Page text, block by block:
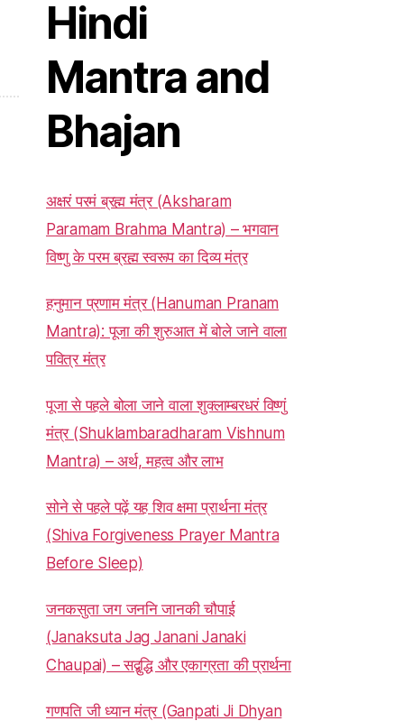
Hindi
Mantra and
Bhajan
अक्षरं परमं ब्रह्म मंत्र (Aksharam
Paramam Brahma Mantra) – भगवान
विष्णु के परम ब्रह्म स्वरूप का दिव्य मंत्र
हनुमान प्रणाम मंत्र (Hanuman Pranam
Mantra): पूजा की शुरुआत में बोले जाने वाला
पवित्र मंत्र
पूजा से पहले बोला जाने वाला शुक्लाम्बरधरं विष्णुं
मंत्र (Shuklambaradharam Vishnum
Mantra) – अर्थ, महत्व और लाभ
सोने से पहले पढ़ें यह शिव क्षमा प्रार्थना मंत्र
(Shiva Forgiveness Prayer Mantra
Before Sleep)
जनकसुता जग जननि जानकी चौपाई
(Janaksuta Jag Janani Janaki
Chaupai) – सद्बुद्धि और एकाग्रता की प्रार्थना
गणपति जी ध्यान मंत्र (Ganpati Ji Dhyan